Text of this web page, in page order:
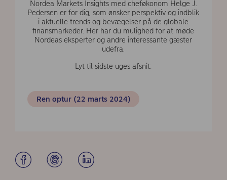
Nordea Markets Insights med cheføkonom Helge J.
Pedersen er for dig, som ønsker perspektiv og indblik
i aktuelle trends og bevægelser på de globale
finansmarkeder. Her har du mulighed for at møde
Nordeas eksperter og andre interessante gæster
udefra.
Lyt til sidste uges afsnit:
Ren optur (22 marts 2024)